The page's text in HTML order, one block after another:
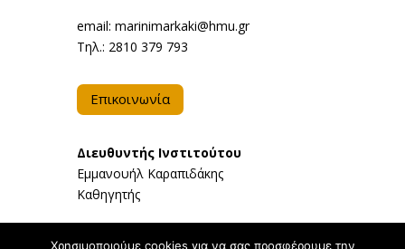
email: marinimarkaki@hmu.gr
Τηλ.: 2810 379 793
Επικοινωνία
Διευθυντής Ινστιτούτου
Eμμανουήλ Καραπιδάκης
Καθηγητής
email: karapidakis@hmu.gr
Χρησιμοποιούμε cookies για να σας προσφέρουμε την